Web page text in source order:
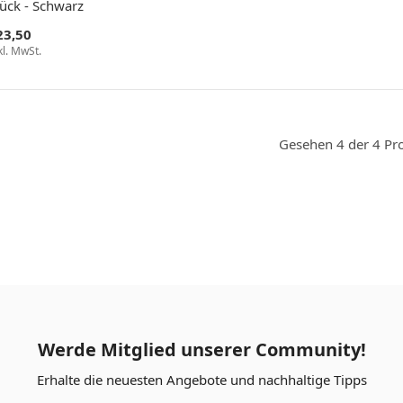
- Schwarz
MwSt.
Gesehen 4 der 4
Werde Mitglied unserer Community!
Erhalte die neuesten Angebote und nachhaltige Tipps